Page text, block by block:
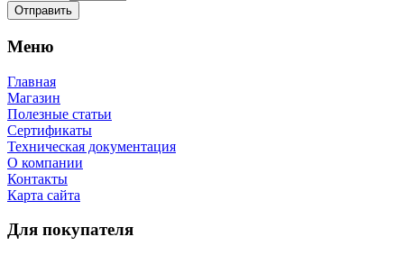
Меню
Главная
Магазин
Полезные статьи
Сертификаты
Техническая документация
О компании
Контакты
Карта сайта
Для покупателя